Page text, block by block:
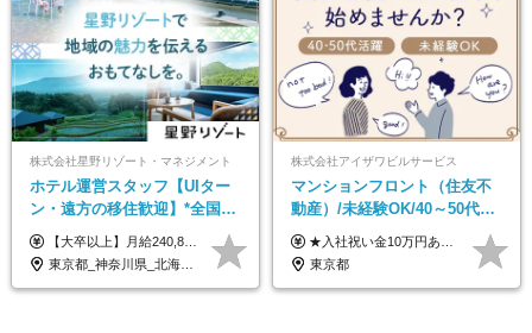
株式会社星野リゾート・マネジメント
ホテル運営スタッフ【UIター
ン・遠方の移住歓迎】*全国募
集*週休3日/年休161日可*未経
験OK*新規開業あり
【大卒以上】月給240,800円以上+賞与2回+各種手当 【短大・専門学校卒】月給204,400円以上+賞与2回+各種手当 【上記以外】月給187,000円以上+賞与2回+各種手当 ※経験、資格、能力等を考慮の上、決定いたします ※残業代全額支給 ※試用期間3ヶ月（条件変更なし）
東京都_神奈川県_北海道_青森県_山形県_福島県_栃木県_群馬県_山梨県_長野県_石川県_静岡県_岐阜県_京都府_広島県_島根県_山口県_高知県_長崎県_大分県_鹿児島県_沖縄県
株式会社アイザワビルサービス
マンションフロント（住友不
動産）/未経験OK/40～50代活
躍/月平均労働時間142h/賞与
年2回/TF303
★入社祝い金10万円あり！ ■月給24万5,000円＋賞与年2回(2カ月/2025年実績)＋時間外手当＋資格手当＋交通費 ※一律英会話手当（2万円）を含みます ※給与は経験・能力等を考慮して決定します ※試用期間あり（3ヵ月） 給与や福利厚生に変更はありません。 ≪昇給、賞与、および各種諸手当について≫ ◇入社お祝い金（10万円 ※3カ月精勤後支給） ◇昇給/年1回 ◇賞与/年2回(2カ月/2025年実績) ◇時間外手当 ◇資格手当 └・ビル設備管理技能士1級（1万円/月） ・ビル設備管理技能士2級（5000円/月） ・建築物環境衛生管理技術者（1万円/月） ・防火管理技能者（3000円/月） 他 ◇物件手当（最大2万円 ※物件により異なる） ◇退職金あり
東京都